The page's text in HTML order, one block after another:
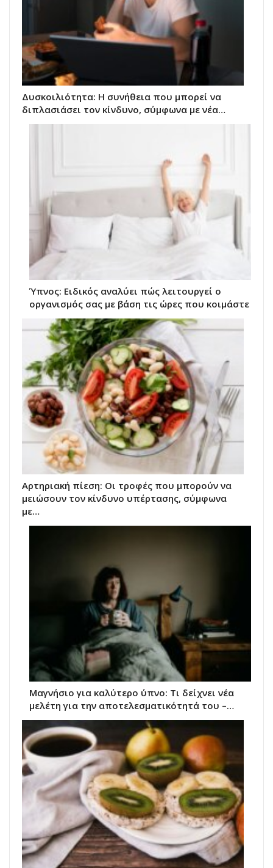
Δυσκοιλιότητα: Η συνήθεια που μπορεί να
διπλασιάσει τον κίνδυνο, σύμφωνα με νέα…
Ύπνος: Ειδικός αναλύει πώς λειτουργεί ο
οργανισμός σας με βάση τις ώρες που κοιμάστε
Αρτηριακή πίεση: Οι τροφές που μπορούν να
μειώσουν τον κίνδυνο υπέρτασης, σύμφωνα
με…
Μαγνήσιο για καλύτερο ύπνο: Τι δείχνει νέα
μελέτη για την αποτελεσματικότητά του –…